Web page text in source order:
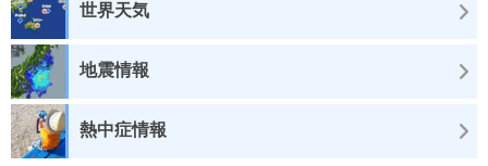
世界天気
地震情報
熱中症情報